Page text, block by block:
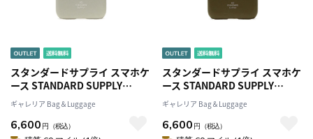
スタンダードサプライ スマホケ
ース STANDARD SUPPLY
iPhoneケース PAL iPhone 11
ProCASEスマホカバー 携帯ケ
ース iPhone11Pro ケース カバ
ギャレリア Bag＆Luggage
6,600 円 （税込）
スタンダードサプライ スマホケ
ース STANDARD SUPPLY
iPhoneケース PAL iPhone 11
ProCASEスマホカバー 携帯ケ
ース iPhone11Pro ケース カバ
ギャレリア Bag＆Luggage
6,600 円 （税込）